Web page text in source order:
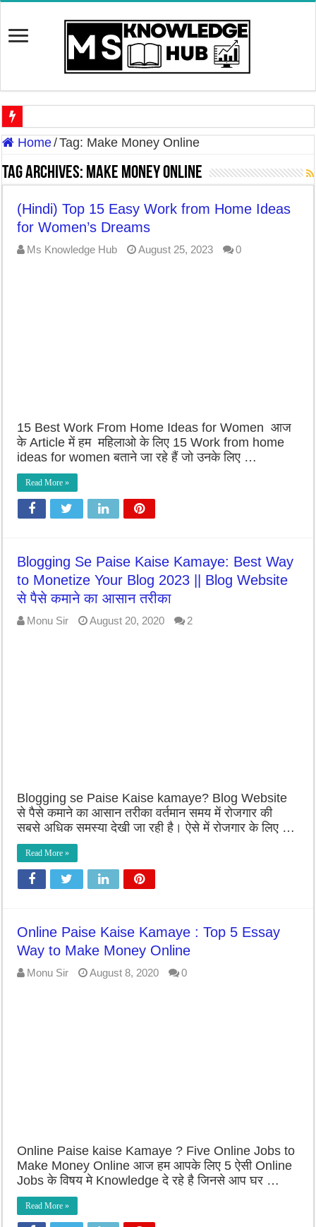
Discover The Risk of Green Leafy Vegetables Side Effects
Discover the Potential Threat: ‘Zombie Deer Disease’ In
7 Effective Home Remedies in Winter: A Daily Skincare
7-Day Weight Loss Challenge | ये घरेलू उपाये सात दिनों में ही
Home/Tag: Make Money Online
Tag Archives: Make Money Online
(Hindi) Top 15 Easy Work from Home Ideas
for Women’s Dreams
Ms Knowledge Hub August 25, 2023 0
15 Best Work From Home Ideas for Women आज
के Article में हम महिलाओ के लिए 15 Work from home
ideas for women बताने जा रहे हैं जो उनके लिए …
Read More »
Blogging Se Paise Kaise Kamaye: Best Way
to Monetize Your Blog 2023 || Blog Website
से पैसे कमाने का आसान तरीका
Monu Sir August 20, 2020 2
Blogging se Paise Kaise kamaye? Blog Website
से पैसे कमाने का आसान तरीका वर्तमान समय में रोजगार की
सबसे अधिक समस्या देखी जा रही है। ऐसे में रोजगार के लिए …
Read More »
Online Paise Kaise Kamaye : Top 5 Essay
Way to Make Money Online
Monu Sir August 8, 2020 0
Online Paise kaise Kamaye ? Five Online Jobs to
Make Money Online आज हम आपके लिए 5 ऐसी Online
Jobs के विषय मे Knowledge दे रहे है जिनसे आप घर …
Read More »